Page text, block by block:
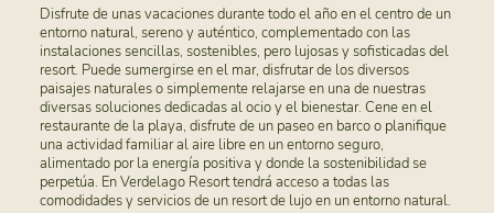
Disfrute de unas vacaciones durante todo el año en el centro de un
entorno natural, sereno y auténtico, complementado con las
instalaciones sencillas, sostenibles, pero lujosas y sofisticadas del
resort. Puede sumergirse en el mar, disfrutar de los diversos
paisajes naturales o simplemente relajarse en una de nuestras
diversas soluciones dedicadas al ocio y el bienestar. Cene en el
restaurante de la playa, disfrute de un paseo en barco o planifique
una actividad familiar al aire libre en un entorno seguro,
alimentado por la energía positiva y donde la sostenibilidad se
perpetúa. En Verdelago Resort tendrá acceso a todas las
comodidades y servicios de un resort de lujo en un entorno natural.